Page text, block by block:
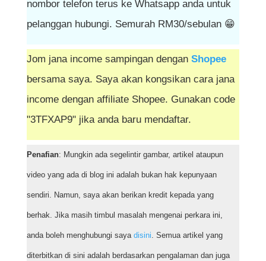
nombor telefon terus ke Whatsapp anda untuk
pelanggan hubungi. Semurah RM30/sebulan 😁
Jom jana income sampingan dengan Shopee
bersama saya. Saya akan kongsikan cara jana
income dengan affiliate Shopee. Gunakan code
"3TFXAP9" jika anda baru mendaftar.
Penafian: Mungkin ada segelintir gambar, artikel ataupun
video yang ada di blog ini adalah bukan hak kepunyaan
sendiri. Namun, saya akan berikan kredit kepada yang
berhak. Jika masih timbul masalah mengenai perkara ini,
anda boleh menghubungi saya disini. Semua artikel yang
diterbitkan di sini adalah berdasarkan pengalaman dan juga